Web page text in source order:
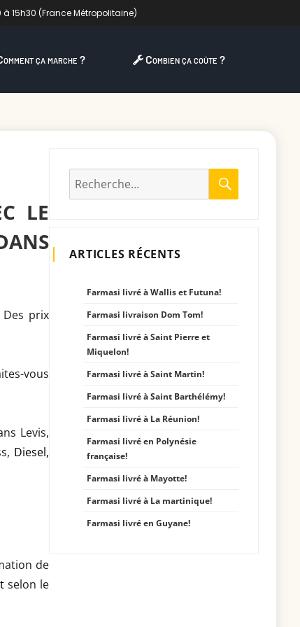
15h30 (France Métropolitaine)
ça marche ? Combien ça coûte ?
LE
prix
vous
Levis,
Diesel,
de
selon le
Recherche
pour
ARTICLES RÉCENTS
Farmasi livré à Wallis et Futuna!
Farmasi livraison Dom Tom!
Farmasi livré à Saint Pierre et
Miquelon!
Farmasi livré à Saint Martin!
Farmasi livré à Saint Barthélémy!
Farmasi livré à La Réunion!
Farmasi livré en Polynésie
française!
Farmasi livré à Mayotte!
Farmasi livré à La martinique!
Farmasi livré en Guyane!